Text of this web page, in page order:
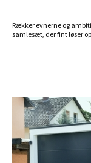
Rækker evnerne og
samlesæt, der fint løser